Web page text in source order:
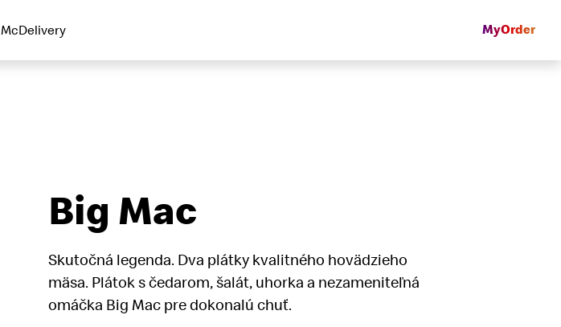
McDelivery MyOrder
Big Mac
Skutočná legenda. Dva plátky kvalitného hovädzieho
mäsa. Plátok s čedarom, šalát, uhorka a nezameniteľná
omáčka Big Mac pre dokonalú chuť.